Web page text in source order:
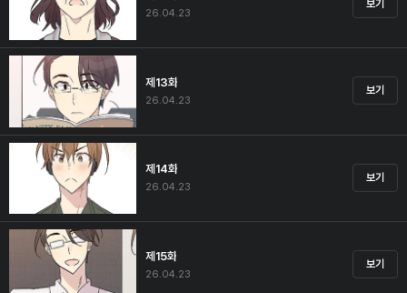
26.04.23
보기
제13화
26.04.23
보기
제14화
26.04.23
보기
제15화
26.04.23
보기